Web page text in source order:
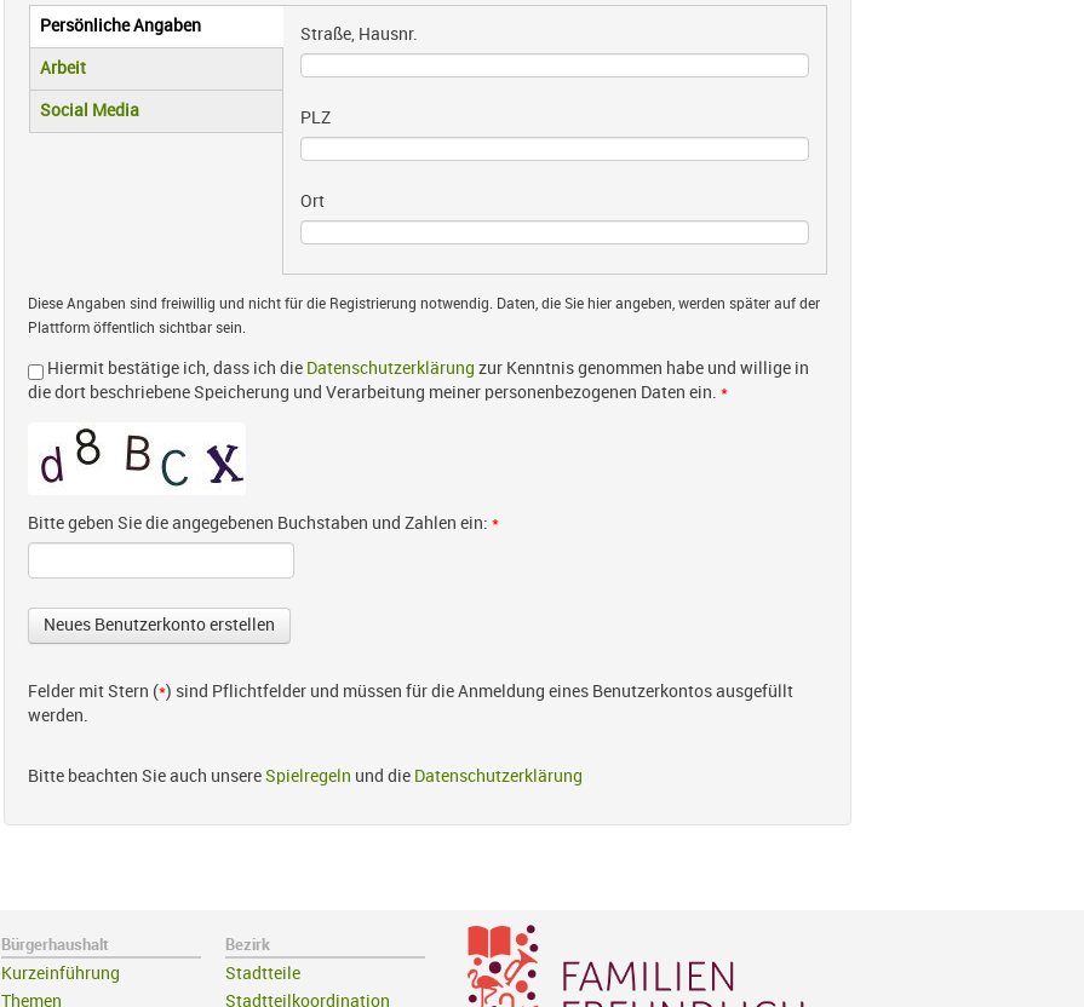
Vertikale Reiter
Persönliche Angaben
(aktiver Reiter)
Arbeit
Social Media
Straße, Hausnr.
PLZ
Ort
Diese Angaben sind freiwillig und nicht für die Registrierung notwendig. Daten, die Sie hier angeben, werden später auf der
Plattform öffentlich sichtbar sein.
Hiermit bestätige ich, dass ich die Datenschutzerklärung zur Kenntnis genommen habe und willige in
die dort beschriebene Speicherung und Verarbeitung meiner personenbezogenen Daten ein. *
Bitte geben Sie die angegebenen Buchstaben und Zahlen ein: *
Felder mit Stern (*) sind Pflichtfelder und müssen für die Anmeldung eines Benutzerkontos ausgefüllt
werden.
Bitte beachten Sie auch unsere Spielregeln und die Datenschutzerklärung
Bürgerhaushalt
Kurzeinführung
Themen
Bezirk
Stadtteile
Stadtteilkoordination